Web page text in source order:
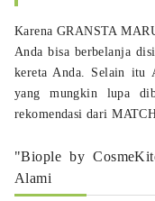
Karena GRANSTA
Anda bisa berbelanja
kereta Anda. Selain itu
yang mungkin lupa
rekomendasi dari
"Biople by
Alami